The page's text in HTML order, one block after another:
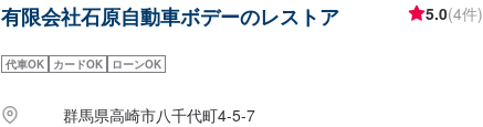
有限会社石原自動車ボデーのレストア 5.0(4件)
代車OK カードOK ローンOK
群馬県高崎市八千代町4-5-7